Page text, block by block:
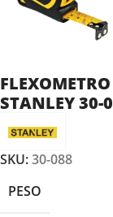
STANLEY 30-
SKU:30-088
PESO